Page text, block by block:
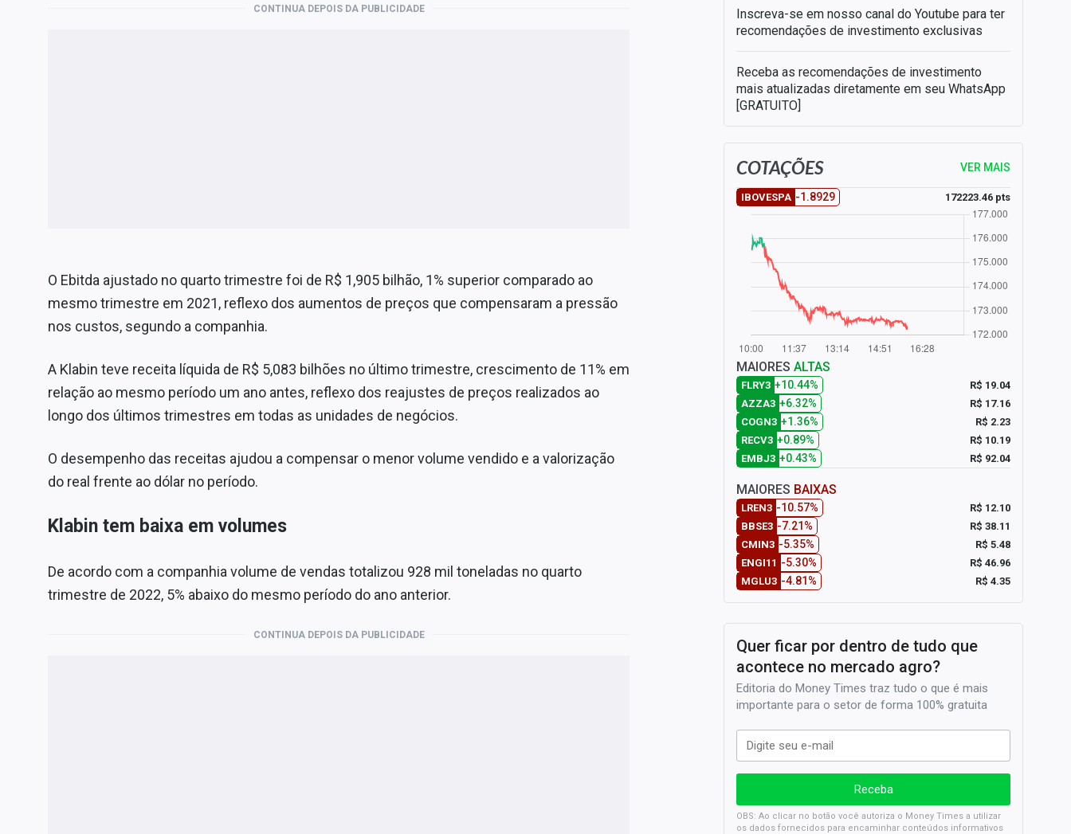
CONTINUA DEPOIS DA PUBLICIDADE
O Ebitda ajustado no quarto trimestre foi de R$ 1,905 bilhão, 1% superior comparado ao
mesmo trimestre em 2021, reflexo dos aumentos de preços que compensaram a pressão
nos custos, segundo a companhia.
A Klabin teve receita líquida de R$ 5,083 bilhões no último trimestre, crescimento de 11% em
relação ao mesmo período um ano antes, reflexo dos reajustes de preços realizados ao
longo dos últimos trimestres em todas as unidades de negócios.
O desempenho das receitas ajudou a compensar o menor volume vendido e a valorização
do real frente ao dólar no período.
Klabin tem baixa em volumes
De acordo com a companhia volume de vendas totalizou 928 mil toneladas no quarto
trimestre de 2022, 5% abaixo do mesmo período do ano anterior.
CONTINUA DEPOIS DA PUBLICIDADE
Inscreva-se em nosso canal do Youtube para ter
recomendações de investimento exclusivas
Receba as recomendações de investimento
mais atualizadas diretamente em seu WhatsApp
[GRATUITO]
COTAÇÕES VER MAIS
IBOVESPA -1.8929 172223.46 pts
MAIORES ALTAS
FLRY3 +10.44%
R$ 19.04
AZZA3 +6.32%
R$ 17.16
COGN3 +1.36%
R$ 2.23
RECV3 +0.89%
R$ 10.19
EMBJ3 +0.43% R$ 92.04
MAIORES BAIXAS
LREN3 -10.57%
R$ 12.10
BBSE3 -7.21%
R$ 38.11
CMIN3 -5.35%
R$ 5.48
ENGI11 -5.30%
R$ 46.96
MGLU3 -4.81% R$ 4.35
Quer ficar por dentro de tudo que
acontece no mercado agro?
Editoria do Money Times traz tudo o que é mais
importante para o setor de forma 100% gratuita
OBS: Ao clicar no botão você autoriza o Money Times a utilizar
os dados fornecidos para encaminhar conteúdos informativos